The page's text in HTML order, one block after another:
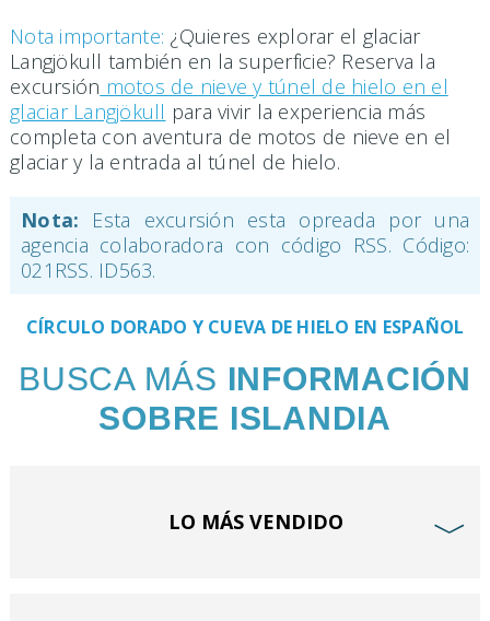
Nota importante: ¿Quieres explorar el glaciar
Langjökull también en la superficie? Reserva la
excursión motos de nieve y túnel de hielo en el
glaciar Langjökull para vivir la experiencia más
completa con aventura de motos de nieve en el
glaciar y la entrada al túnel de hielo.
Nota: Esta excursión esta opreada por una
agencia colaboradora con código RSS. Código:
021RSS. ID563.
CÍRCULO DORADO Y CUEVA DE HIELO EN ESPAÑOL
BUSCA MÁS INFORMACIÓN
SOBRE ISLANDIA
LO MÁS VENDIDO ﹀